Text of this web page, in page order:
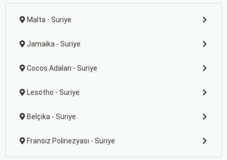
Malta - Suriye
Jamaika - Suriye
Cocos Adaları - Suriye
Lesotho - Suriye
Belçika - Suriye
Fransız Polinezyası - Suriye